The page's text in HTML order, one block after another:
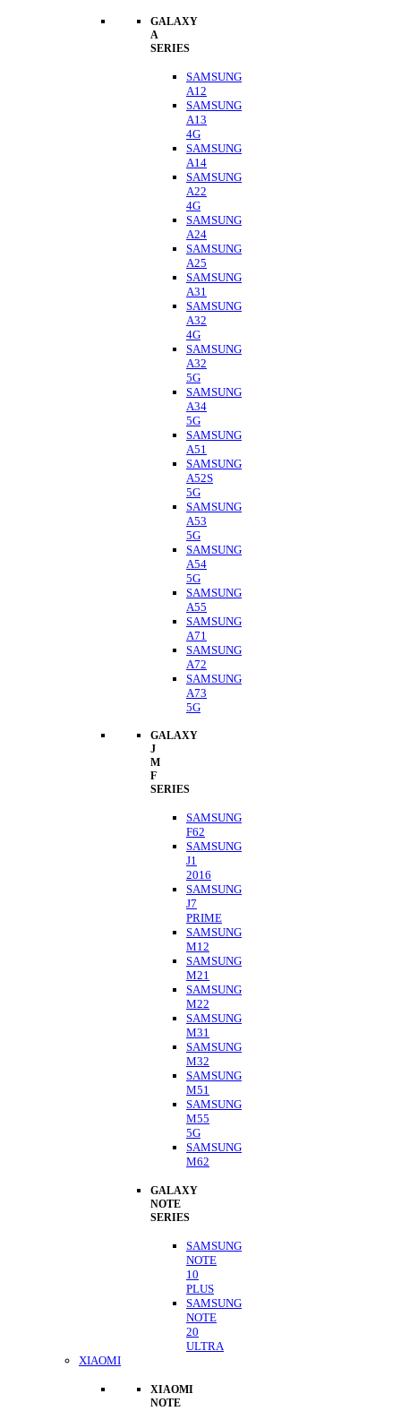
GALAXY
A
SERIES
SAMSUNG
A12
SAMSUNG
A13
4G
SAMSUNG
A14
SAMSUNG
A22
4G
SAMSUNG
A24
SAMSUNG
A25
SAMSUNG
A31
SAMSUNG
A32
4G
SAMSUNG
A32
5G
SAMSUNG
A34
5G
SAMSUNG
A51
SAMSUNG
A52S
5G
SAMSUNG
A53
5G
SAMSUNG
A54
5G
SAMSUNG
A55
SAMSUNG
A71
SAMSUNG
A72
SAMSUNG
A73
5G
GALAXY
J
M
F
SERIES
SAMSUNG
F62
SAMSUNG
J1
2016
SAMSUNG
J7
PRIME
SAMSUNG
M12
SAMSUNG
M21
SAMSUNG
M22
SAMSUNG
M31
SAMSUNG
M32
SAMSUNG
M51
SAMSUNG
M55
5G
SAMSUNG
M62
GALAXY
NOTE
SERIES
SAMSUNG
NOTE
10
PLUS
SAMSUNG
NOTE
20
ULTRA
XIAOMI
XIAOMI
NOTE